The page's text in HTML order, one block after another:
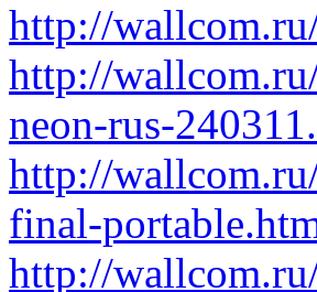
http://
http://
neon-rus-
http://
final-
http://